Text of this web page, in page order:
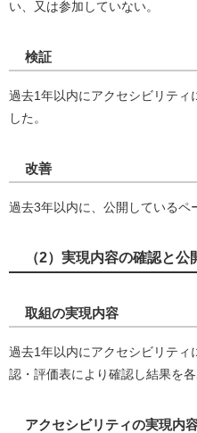
い、又は参加していない。
検証
過去1年以内にアクセシビリティ
した。
改善
過去3年以内に、公開しているペ
（2）実現内容の確認と公
取組の実現内容
過去1年以内にアクセシビリテ
認・評価表により確認し結果を
アクセシビリティの実現内